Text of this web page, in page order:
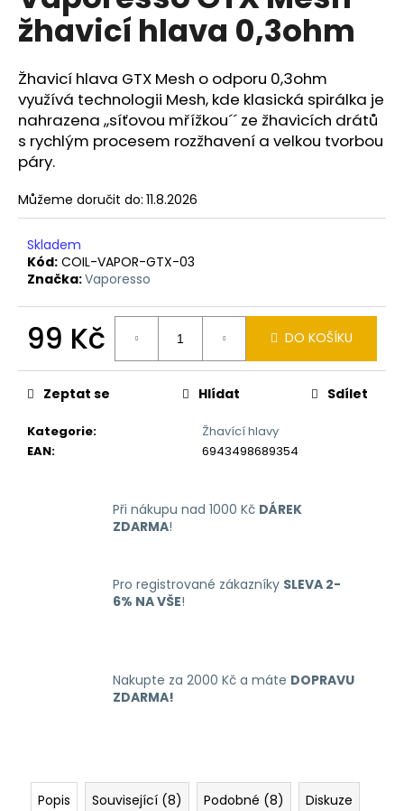
0,0
z
hvězdiček.
žhavicí hlava 0,3ohm
Žhavicí hlava GTX Mesh o odporu 0,3ohm
využívá technologii Mesh, kde klasická spirálka je
nahrazena ,,síťovou mřížkou´´ ze žhavicích drátů
s rychlým procesem rozžhavení a velkou tvorbou
páry.
Můžeme doručit do: 11.8.2026
Skladem
Kód: COIL-VAPOR-GTX-03
Značka:Vaporesso
99 Kč
cena:
DO KOŠÍKU
Kategorie:
Žhavící hlavy
EAN: 6943498689354
Zeptat se Hlídat Sdílet
Při nákupu nad 1000 Kč DÁREK
ZDARMA!
Pro registrované zákazníky SLEVA 2-
6% NA VŠE!
Nakupte za 2000 Kč a máte DOPRAVU
ZDARMA!
Popis Související (8) Podobné (8) Diskuze
a
j
í
t
?
HLEDAT
D
o
p
o
r
u
u